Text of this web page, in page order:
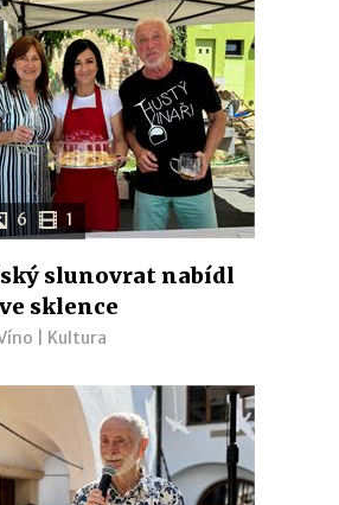
6 1
slunovrat nabídl
sklence
Kultura